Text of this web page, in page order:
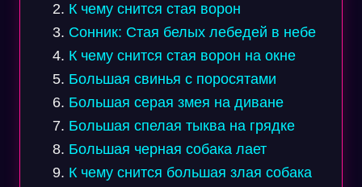
К чему снится стая ворон
Сонник: Стая белых лебедей в небе
К чему снится стая ворон на окне
Большая свинья с поросятами
Большая серая змея на диване
Большая спелая тыква на грядке
Большая черная собака лает
К чему снится большая злая собака